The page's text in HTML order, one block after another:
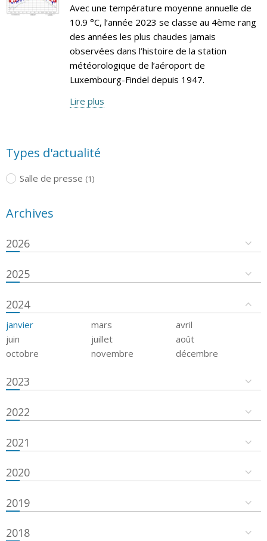
Avec une température moyenne annuelle de
10.9 °C, l’année 2023 se classe au 4ème rang
des années les plus chaudes jamais
observées dans l’histoire de la station
météorologique de l’aéroport de
Luxembourg-Findel depuis 1947.
Lire plus
Types d'actualité
Salle de presse (1)
Archives
2026
2025
2024
janvier mars
avril
juin
juillet
août
octobre
novembre décembre
2023
2022
2021
2020
2019
2018